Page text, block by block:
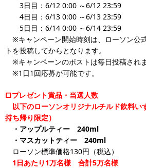
3日目：6/12 0:00 ～6/12 23:59
4日目：6/13 0:00 ～6/13 23:59
5日目：6/14 0:00 ～6/14 23:59
※キャンペーン開始時刻は、ローソン公
トを投稿してからとなります。
※キャンペーンのポストは毎日投稿されま
※1日1回応募が可能です。
□プレゼント賞品・当選人数
以下のローソンオリジナルチルド飲料い
持ち帰り限定）
・アップルティー 240ml
・マスカットティー 240ml
ローソン標準価格130円（税込）
1日あたり1万名様 合計5万名様